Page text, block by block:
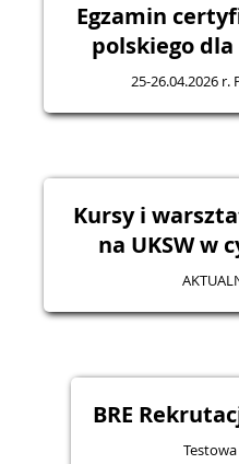
Egzamin
polskiego
25-26.04.2026 r.
Kursy i
na UKSW w
BRE